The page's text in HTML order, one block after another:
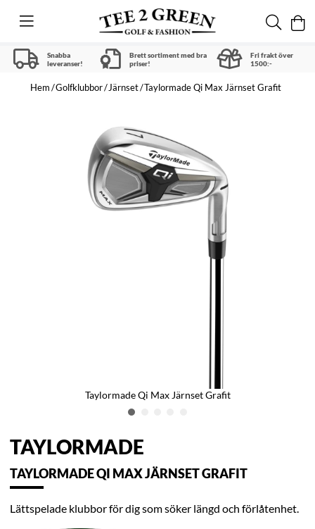
Snabba
leveranser!
Brett sortiment med bra
priser!
Fri frakt över
1500:-
Hem Golfklubbor Järnset Taylormade Qi Max Järnset Grafit
Taylormade Qi Max Järnset Grafit
TAYLORMADE
TAYLORMADE QI MAX JÄRNSET GRAFIT
Lättspelade klubbor för dig som söker längd och förlåtenhet.